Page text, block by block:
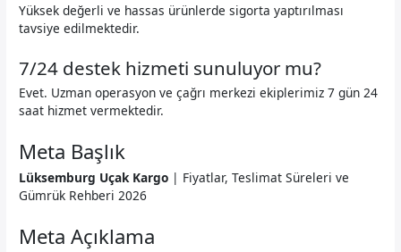
Yüksek değerli ve hassas ürünlerde sigorta yaptırılması
tavsiye edilmektedir.
7/24 destek hizmeti sunuluyor mu?
Evet. Uzman operasyon ve çağrı merkezi ekiplerimiz 7 gün 24
saat hizmet vermektedir.
Meta Başlık
Lüksemburg Uçak Kargo | Fiyatlar, Teslimat Süreleri ve
Gümrük Rehberi 2026
Meta Açıklama